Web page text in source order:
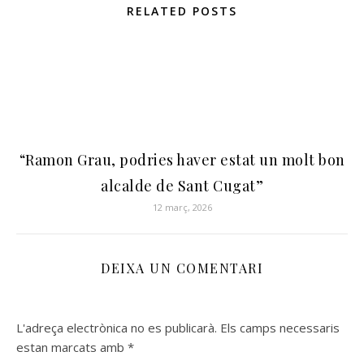
RELATED POSTS
“Ramon Grau, podries haver estat un molt bon
alcalde de Sant Cugat”
12 març, 2026
DEIXA UN COMENTARI
L'adreça electrònica no es publicarà. Els camps necessaris
estan marcats amb *